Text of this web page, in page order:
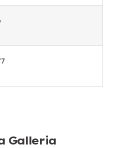
Galleria